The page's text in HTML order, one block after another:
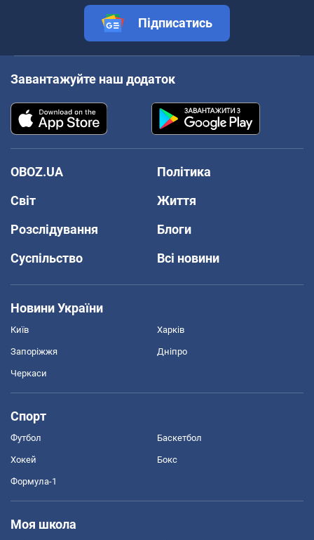
Підписатись
Завантажуйте наш додаток
OBOZ.UA
Політика
Світ
Життя
Розслідування
Блоги
Суспільство
Всі новини
Новини України
Київ Харків
Запоріжжя Дніпро
Черкаси
Спорт
Футбол Баскетбол
Хокей Бокс
Формула-1
Моя школа